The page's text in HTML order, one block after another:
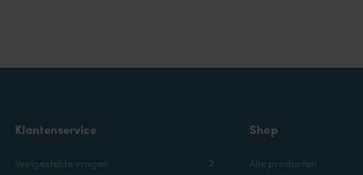
Klantenservice
Veelgestelde vragen
Shop
Alle producten